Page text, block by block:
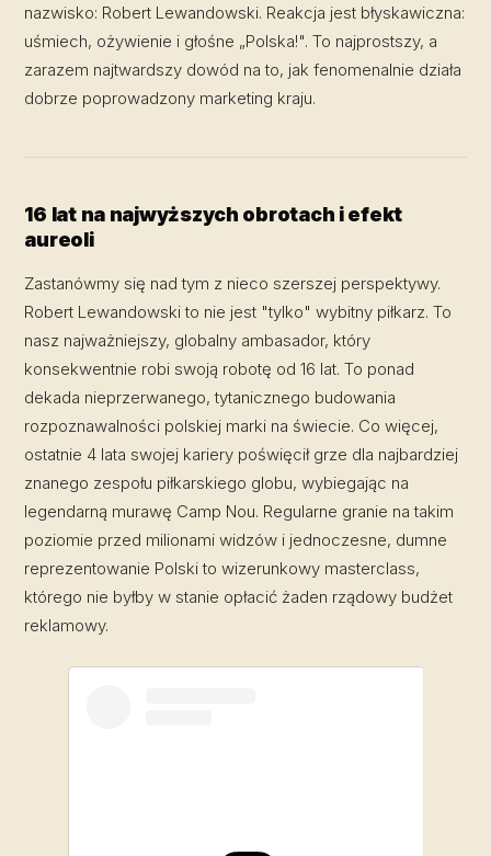
nazwisko: Robert Lewandowski. Reakcja jest błyskawiczna:
uśmiech, ożywienie i głośne „Polska!". To najprostszy, a
zarazem najtwardszy dowód na to, jak fenomenalnie działa
dobrze poprowadzony marketing kraju.
16 lat na najwyższych obrotach i efekt
aureoli
Zastanówmy się nad tym z nieco szerszej perspektywy.
Robert Lewandowski to nie jest "tylko" wybitny piłkarz. To
nasz najważniejszy, globalny ambasador, który
konsekwentnie robi swoją robotę od 16 lat. To ponad
dekada nieprzerwanego, tytanicznego budowania
rozpoznawalności polskiej marki na świecie. Co więcej,
ostatnie 4 lata swojej kariery poświęcił grze dla najbardziej
znanego zespołu piłkarskiego globu, wybiegając na
legendarną murawę Camp Nou. Regularne granie na takim
poziomie przed milionami widzów i jednoczesne, dumne
reprezentowanie Polski to wizerunkowy masterclass,
którego nie byłby w stanie opłacić żaden rządowy budżet
reklamowy.